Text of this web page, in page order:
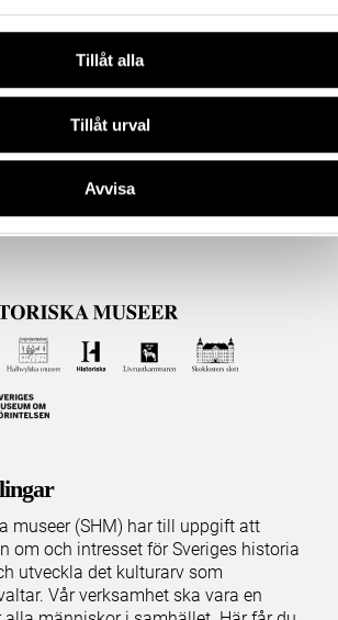
Tillåt alla
Tillåt urval
Avvisa
museer (SHM) har till uppgift att
om och intresset för Sveriges historia
utveckla det kulturarv som
Vår verksamhet ska vara en